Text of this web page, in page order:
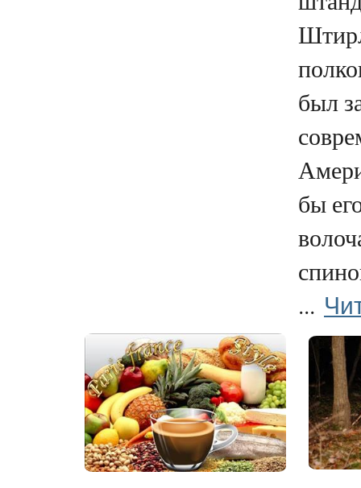
был
бы
...